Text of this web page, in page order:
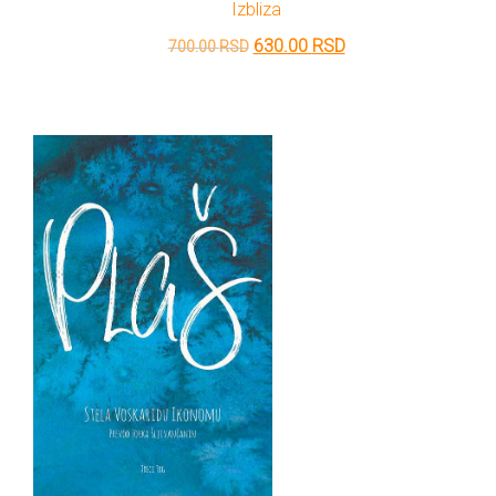
Izbliza
700.00RSD Originalna
bila:
700.00 RSD.
630.00 RSDTrenutna